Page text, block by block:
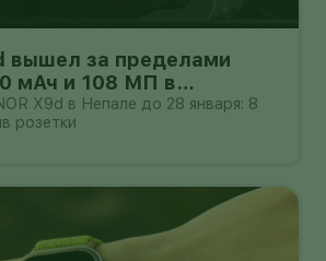
вышел за пределами
мАч и 108 МП в
классе
X9d в Непале до 28 января: 8
розетки